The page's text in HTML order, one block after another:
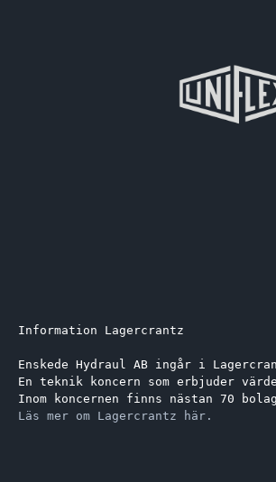
Information Lagercrantz
Enskede Hydraul AB ingår i
En teknik koncern som erbjuder
Inom koncernen finns nästan 70
Läs mer om Lagercrantz här.